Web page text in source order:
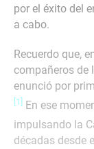
por el éxito del
a cabo.
Recuerdo que,
compañeros de
enunció por
[1]
En ese
impulsando la
décadas desde